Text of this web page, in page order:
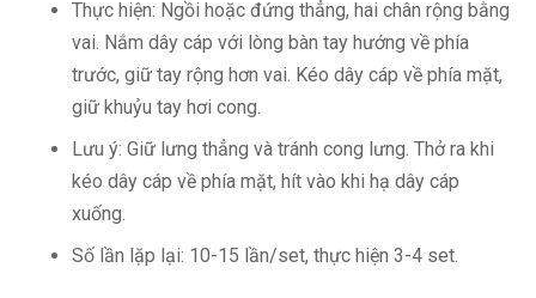
Thực hiện: Ngồi hoặc đứng thẳng, hai chân rộng bằng
vai. Nắm dây cáp với lòng bàn tay hướng về phía
trước, giữ tay rộng hơn vai. Kéo dây cáp về phía mặt,
giữ khuỷu tay hơi cong.
Lưu ý: Giữ lưng thẳng và tránh cong lưng. Thở ra khi
kéo dây cáp về phía mặt, hít vào khi hạ dây cáp
xuống.
Số lần lặp lại: 10-15 lần/set, thực hiện 3-4 set.